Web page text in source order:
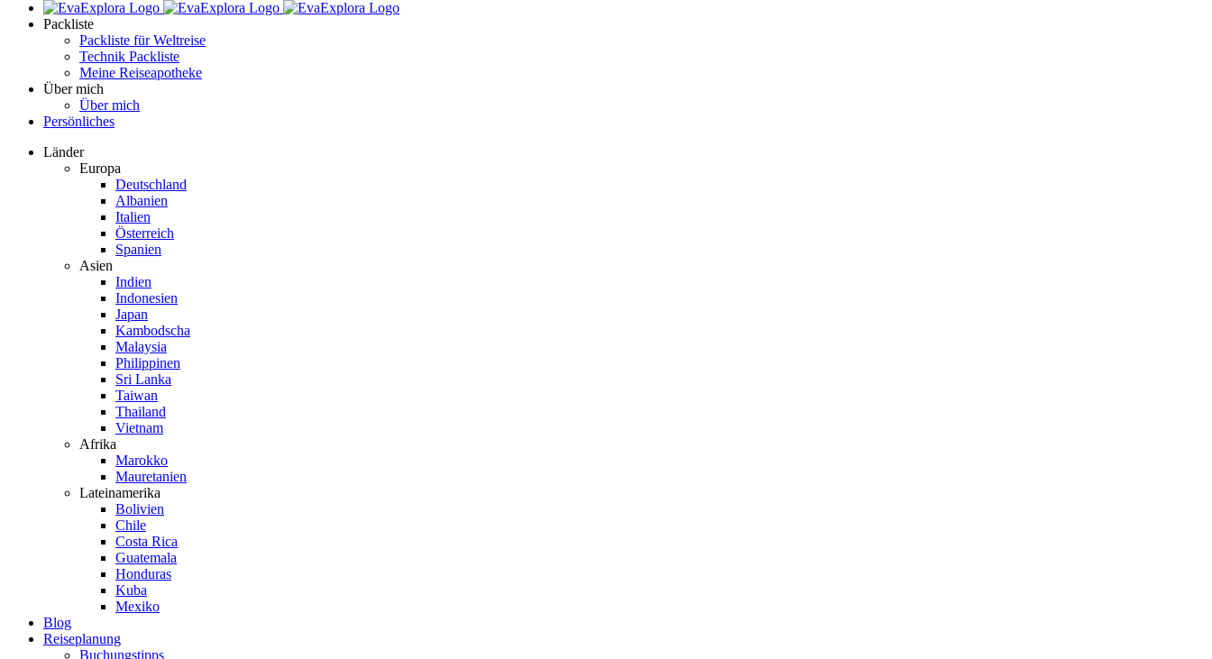
Packliste
Packliste für Weltreise
Technik Packliste
Meine Reiseapotheke
Über mich
Über mich
Persönliches
Länder
Europa
Deutschland
Albanien
Italien
Österreich
Spanien
Asien
Indien
Indonesien
Japan
Kambodscha
Malaysia
Philippinen
Sri Lanka
Taiwan
Thailand
Vietnam
Afrika
Marokko
Mauretanien
Lateinamerika
Bolivien
Chile
Costa Rica
Guatemala
Honduras
Kuba
Mexiko
Blog
Reiseplanung
Buchungstipps